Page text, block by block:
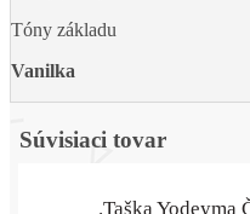
Tóny základu
Vanilka
Súvisiaci tovar
.Taška Yodeyma